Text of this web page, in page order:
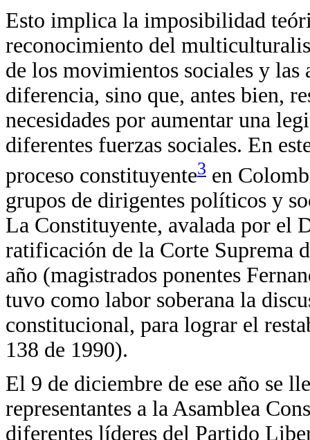
Esto implica la imposibilidad
reconocimiento del
de los movimientos sociales y
diferencia, sino que, antes bien,
necesidades por aumentar una
diferentes fuerzas sociales. En
proceso constituyente3 en
grupos de dirigentes políticos y
La Constituyente, avalada por el
ratificación de la Corte Suprema
año (magistrados ponentes
tuvo como labor soberana la
constitucional, para lograr el
138 de 1990).
El 9 de diciembre de ese año se
representantes a la Asamblea
diferentes líderes del Partido